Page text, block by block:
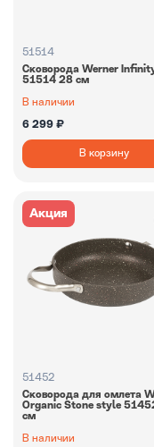
51514
Сковорода Werner
51514 28 см
В наличии
6 299 ₽
В корзину
Акция
51452
Сковорода для омлета
Organic Stone style
см
В наличии